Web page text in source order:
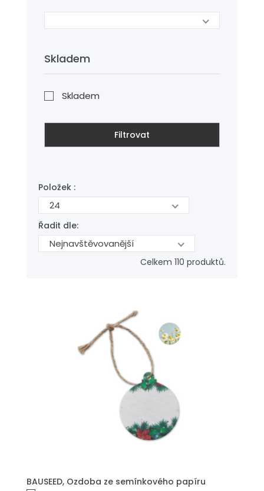
Skladem
Skladem
Filtrovat
Položek :
24
Řadit dle:
Nejnavštěvovanější
Celkem 110 produktů.
BAUSEED, Ozdoba ze semínkového papíru